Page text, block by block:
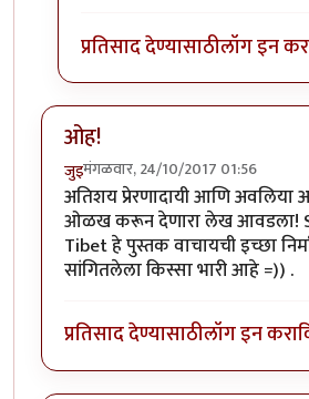
प्रतिसाद देण्यासाठीलॉग इन
ओह!
जुइमंगळवार, 24/10/2017 01:56
अतिशय प्रेरणादायी आणि अवलिया
ओळख करून देणारा लेख आवडला!
Tibet हे पुस्तक वाचायची इच्छा
सांगितलेला किस्सा भारी आहे =)) .
प्रतिसाद देण्यासाठीलॉग इन करा